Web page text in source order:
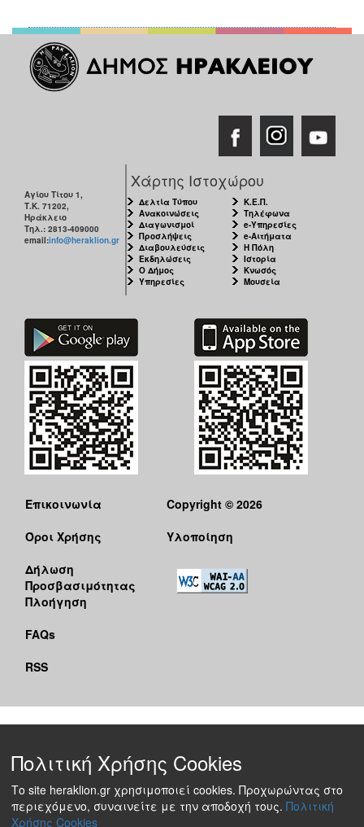
Αγίου Τίτου 1,
Τ.Κ. 71202,
Ηράκλειο
Τηλ.: 2813-409000
email:info@heraklion.gr
Χάρτης Ιστοχώρου
Δελτία Τύπου
Ανακοινώσεις
Διαγωνισμοί
Προσλήψεις
Διαβουλεύσεις
Εκδηλώσεις
Ο Δήμος
Υπηρεσίες
Κ.Ε.Π.
Τηλέφωνα
e-Υπηρεσίες
e-Αιτήματα
Η Πόλη
Ιστορία
Κνωσός
Μουσεία
Επικοινωνία
Όροι Χρήσης
Δήλωση
Προσβασιμότητας
Πλοήγηση
FAQs
RSS
Copyright © 2026
Υλοποίηση
Πολιτική Χρήσης Cookies
Το site heraklion.gr χρησιμοποιεί cookies. Προχωρώντας στο
περιεχόμενο, συναινείτε με την αποδοχή τους. Πολιτική
Χρήσης Cookies